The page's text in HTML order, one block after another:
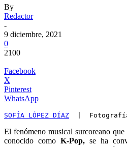
By
Redactor
-
9 diciembre, 2021
0
2100
Facebook
X
Pinterest
WhatsApp
SOFÍA LÓPEZ DÍAZ
|
El fenómeno musical surcoreano
conocido como K-Pop, se ha